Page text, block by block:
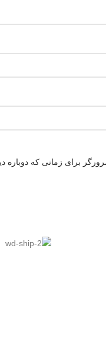
برای زمانی که دوباره